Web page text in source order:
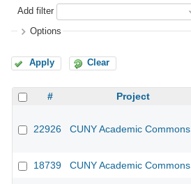
Add filter
Options
Apply Clear
# Project
22926 CUNY Academic Commons
18739 CUNY Academic Commons